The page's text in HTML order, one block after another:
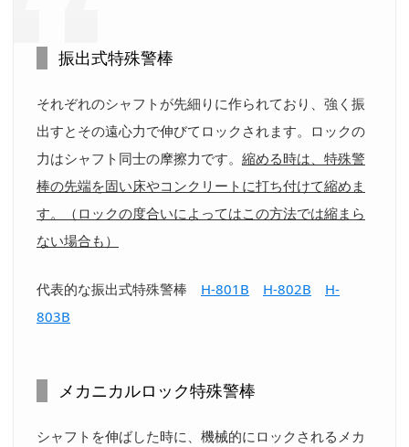
振出式特殊警棒
それぞれのシャフトが先細りに作られており、強く振
出すとその遠心力で伸びてロックされます。ロックの
力はシャフト同士の摩擦力です。 縮める時は、特殊警
棒の先端を固い床やコンクリートに打ち付けて縮めま
す。（ロックの度合いによってはこの方法では縮まら
ない場合も）
代表的な振出式特殊警棒 H-801B H-802B
H-
803B
メカニカルロック特殊警棒
シャフトを伸ばした時に、機械的にロックされるメカ